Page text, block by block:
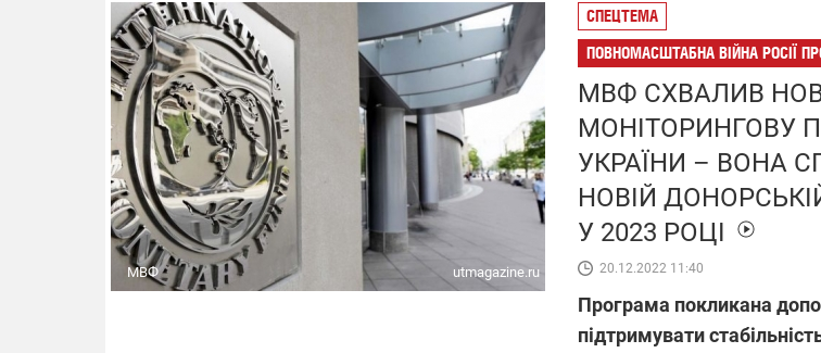
МВФ utmagazine.ru
СПЕЦТЕМА
ПОВНОМАСШТАБНА ВІЙНА РОСІЇ
МВФ СХВАЛИВ
МОНІТОРИНГОВУ
УКРАЇНИ – ВОНА
НОВІЙ
У 2023 РОЦІ
20.12.2022 11:40
Програма покликана
підтримувати